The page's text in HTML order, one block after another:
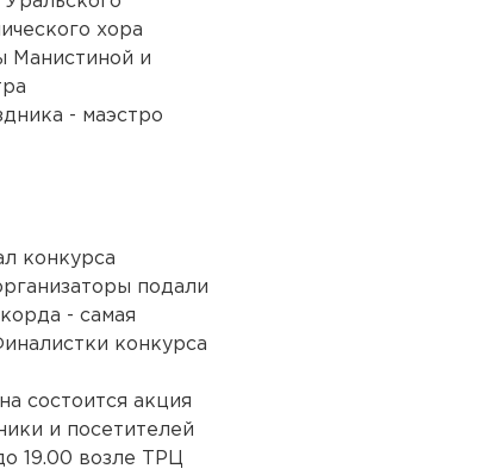
хора
Манистиной и
- маэстро
конкурса
подали
- самая
конкурса
состоится акция
и посетителей
19.00 возле ТРЦ